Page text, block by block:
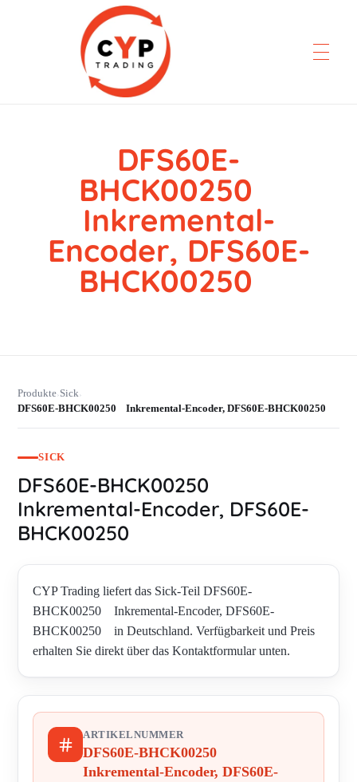
DFS60E-
BHCK00250
Inkremental-
Encoder, DFS60E-
BHCK00250
Produkte›Sick›
DFS60E-BHCK00250 Inkremental-Encoder, DFS60E-BHCK00250
SICK
DFS60E-BHCK00250
Inkremental-Encoder, DFS60E-
BHCK00250
CYP Trading liefert das Sick-Teil DFS60E-
BHCK00250 Inkremental-Encoder, DFS60E-
BHCK00250 in Deutschland. Verfügbarkeit und Preis
erhalten Sie direkt über das Kontaktformular unten.
ARTIKELNUMMER
DFS60E-BHCK00250
Inkremental-Encoder, DFS60E-